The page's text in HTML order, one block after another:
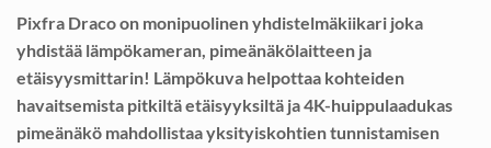
Pixfra Draco on monipuolinen yhdistelmäkiikari joka
yhdistää lämpökameran, pimeänäkölaitteen ja
etäisyysmittarin! Lämpökuva helpottaa kohteiden
havaitsemista pitkiltä etäisyyksiltä ja 4K-huippulaadukas
pimeänäkö mahdollistaa yksityiskohtien tunnistamisen